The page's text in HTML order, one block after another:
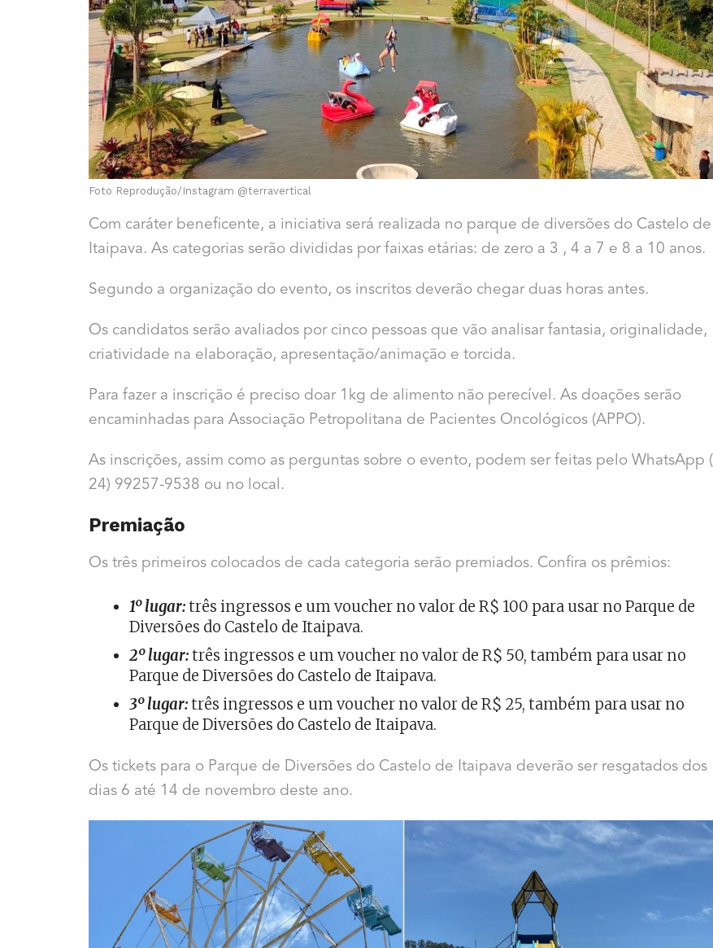
Foto Reprodução/Instagram @terravertical
Com caráter beneficente, a iniciativa será realizada no parque de diversões do Castelo de
Itaipava. As categorias serão divididas por faixas etárias: de zero a 3 , 4 a 7 e 8 a 10 anos.
Segundo a organização do evento, os inscritos deverão chegar duas horas antes.
Os candidatos serão avaliados por cinco pessoas que vão analisar fantasia, originalidade,
criatividade na elaboração, apresentação/animação e torcida.
Para fazer a inscrição é preciso doar 1kg de alimento não perecível. As doações serão
encaminhadas para Associação Petropolitana de Pacientes Oncológicos (APPO).
As inscrições, assim como as perguntas sobre o evento, podem ser feitas pelo WhatsApp (
24) 99257-9538 ou no local.
Premiação
Os três primeiros colocados de cada categoria serão premiados. Confira os prêmios:
1º lugar:três ingressos e um voucher no valor de R$ 100 para usar no Parque de
Diversões do Castelo de Itaipava.
2º lugar:três ingressos e um voucher no valor de R$ 50, também para usar no
Parque de Diversões do Castelo de Itaipava.
3º lugar:três ingressos e um voucher no valor de R$ 25, também para usar no
Parque de Diversões do Castelo de Itaipava.
Os tickets para o Parque de Diversões do Castelo de Itaipava deverão ser resgatados dos
dias 6 até 14 de novembro deste ano.